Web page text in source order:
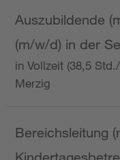
Auszubildende
(m/w/d) in der
in Vollzeit (38,5
Merzig
Bereichsleitung